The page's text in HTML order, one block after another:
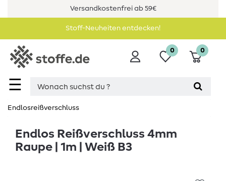
Versandkostenfrei ab 59€
Stoff-Neuheiten entdecken!
☰
0 0
Endlosreißverschluss
Endlos Reißverschluss 4mm
Raupe | 1m | Weiß B3